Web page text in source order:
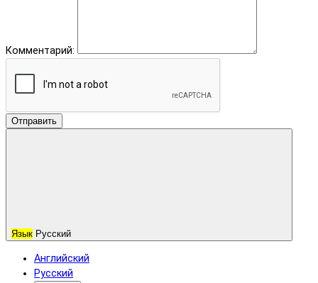
Комментарий:
Отправить
Язык Русский
Английский
Русский